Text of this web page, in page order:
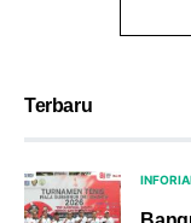
Terbaru